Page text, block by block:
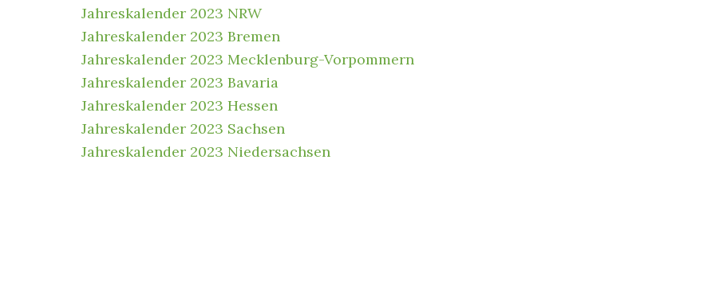
Jahreskalender 2023 NRW
Jahreskalender 2023 Bremen
Jahreskalender 2023 Mecklenburg-Vorpommern
Jahreskalender 2023 Bavaria
Jahreskalender 2023 Hessen
Jahreskalender 2023 Sachsen
Jahreskalender 2023 Niedersachsen